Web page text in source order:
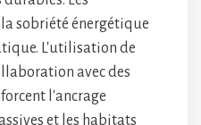
sobriété énergétique
L'utilisation de
avec des
l'ancrage
et les habitats